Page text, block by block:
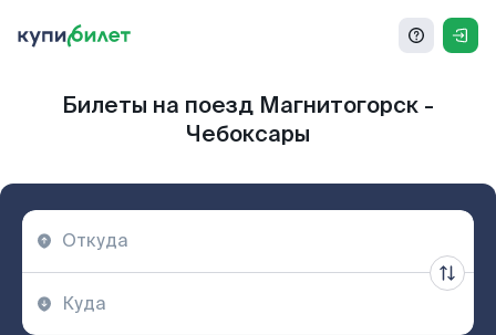
Билеты на поезд Магнитогорск -
Чебоксары